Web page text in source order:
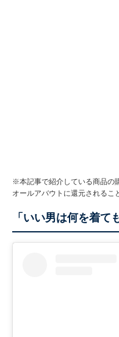
※本記事で紹介している商品の
オールアバウトに還元されるこ
「いい男は何を着て